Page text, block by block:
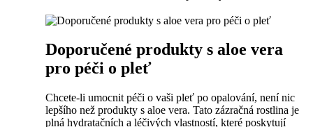
Doporučené produkty s aloe⁤ vera
pro péči​ o pleť
Chcete-li​ umocnit péči o vaši pleť po opalování, není nic
lepšího než produkty s aloe vera. Tato zázračná rostlina ​je​
plná hydratačních ‌a léčivých vlastností, které poskytují